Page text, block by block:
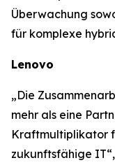
Überwachung
für komplexe
Lenovo
„Die
mehr als eine
Kraftmultiplikator
zukunftsfähige IT“,